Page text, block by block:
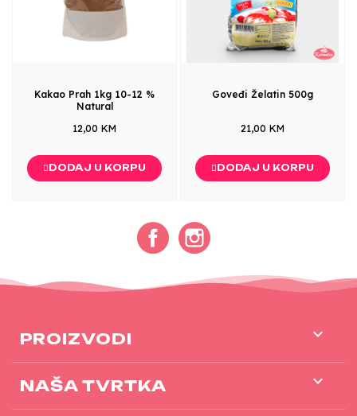
Kakao Prah 1kg 10-12 %
Natural
12,00 KM
DODAJ U KORPU
Goveđi Želatin 500g
21,00 KM
DODAJ U KORPU
Facebook
PROIZVODI 
NAŠA TVRTKA 